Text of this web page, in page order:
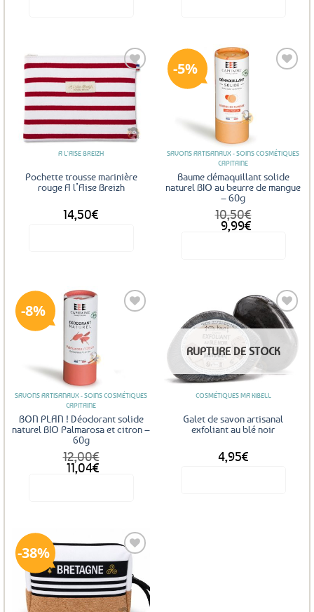
aux
favoris
A L'AISE BREIZH
Pochette trousse marinière
rouge A l’Aise Breizh
14,50€
5%
SAVONS ARTISANAUX - SOINS COSMÉTIQUES
CAPITAINE
Baume démaquillant solide
naturel BIO au beurre de mangue
– 60g
10,50€
Le
prix
9,99€
Le
prix
8%
SAVONS ARTISANAUX - SOINS COSMÉTIQUES
CAPITAINE
BON PLAN ! Déodorant solide
naturel BIO Palmarosa et citron –
60g
12,00€
Le
prix
11,04€
Le
prix
aux
favoris
RUPTURE DE STOCK
COSMÉTIQUES MA KIBELL
Galet de savon artisanal
exfoliant au blé noir
4,95€
38%
Ajouter
aux
favoris